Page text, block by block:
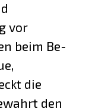
vor
beim Be-
die
den